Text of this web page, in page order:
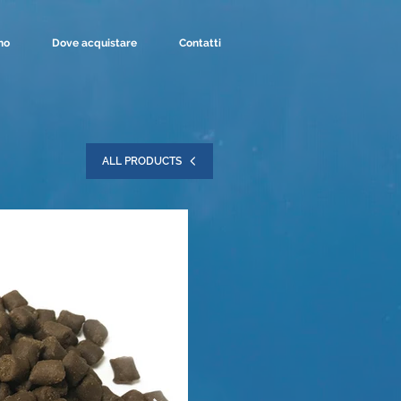
Dove acquistare Contatti
ALL PRODUCTS